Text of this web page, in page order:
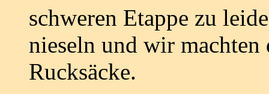
schweren Etappe zu
nieseln und wir machten
Rucksäcke.